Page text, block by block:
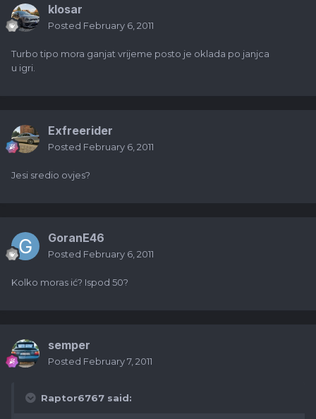
klosar
Posted February 6, 2011
Turbo tipo mora ganjat vrijeme posto je oklada po janjca
u igri.
Exfreerider
Posted February 6, 2011
Jesi sredio ovjes?
GoranE46
Posted February 6, 2011
Kolko moras ić? Ispod 50?
semper
Posted February 7, 2011
Raptor6767 said: